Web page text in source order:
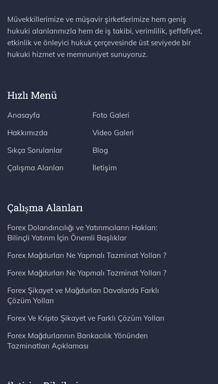
Müvekkillerimize ve müşavir şirketlerimize hem geniş
hukuki alanlarımızla hem de iş takibi, verimlilik, şeffafiyet,
etkinlik ve önleyici hukuk çerçevesinde üst seviyede bir
hukuki hizmet ve memnuniyet sunuyoruz.
Hızlı Menü
Anasayfa
Hakkımızda
Sıkça Sorulanlar
Çalışma Alanları
Foto Galeri
Video Galeri
Blog
İletişim
Çalışma Alanları
Forex Dolandırıcılığı ve Yatırımcıların Hakları:
Bilinçli Yatırım İçin Önemli Başlıklar
Forex Mağdurları Ne Yapmalı Tazminat Yolları ?
Forex Mağdurları Ne Yapmalı Tazminat Yolları ?
Forex Şikayet ve Mağdurları Davalarda Farklı
Çözüm Yolları
Forex Ve Kripto Şikayet ve Farklı Çözüm Yolları
Forex Mağdurlarının Bankacılık Yönünden
Tazminatları Açıklaması